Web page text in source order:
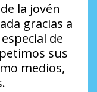
la jovén
gracias a
de
sus
medios,